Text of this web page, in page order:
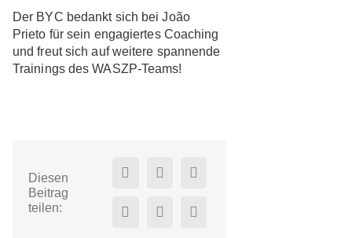
Der BYC bedankt sich bei João
Prieto für sein engagiertes Coaching
und freut sich auf weitere spannende
Trainings des WASZP-Teams!
Diesen
Beitrag
teilen: